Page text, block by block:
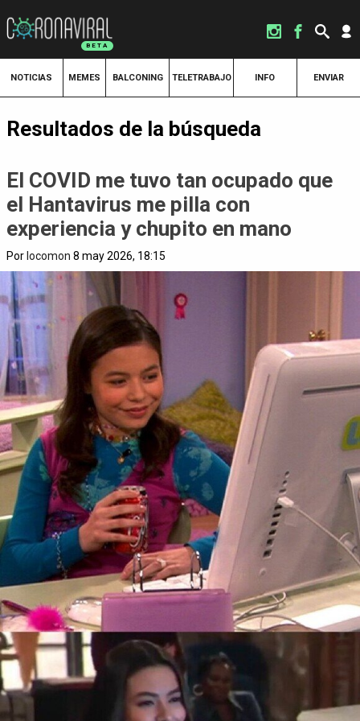
NOTICIAS MEMES BALCONING TELETRABAJO INFO ENVIAR
Resultados de la búsqueda
El COVID me tuvo tan ocupado que
el Hantavirus me pilla con
experiencia y chupito en mano
Por locomon 8 may 2026, 18:15